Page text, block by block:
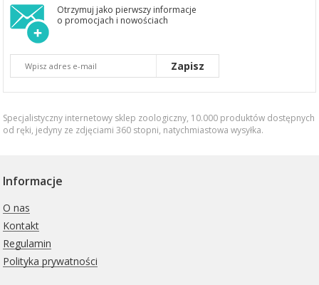
Otrzymuj jako pierwszy informacje
o promocjach i nowościach
Zapisz
Specjalistyczny internetowy sklep zoologiczny, 10.000 produktów dostępnych
od ręki, jedyny ze zdjęciami 360 stopni, natychmiastowa wysyłka.
Informacje
O nas
Kontakt
Regulamin
Polityka prywatności